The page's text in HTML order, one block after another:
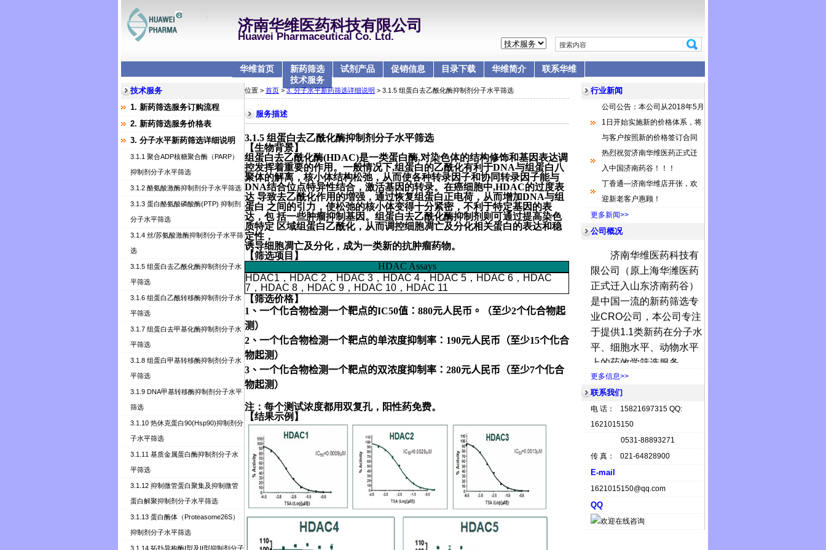
济南华维医药科技有限公司
Huawei Pharmaceutical Co. Ltd.
华维首页
新药筛选
技术服务
试剂产品 促销信息 目录下载 华维简介 联系华维
技术服务
1. 新药筛选服务订购流程
2. 新药筛选服务价格表
3. 分子水平新药筛选详细说明
3.1.1 聚合ADP核糖聚合酶（PARP）
抑制剂分子水平筛选
3.1.2 酪氨酸激酶抑制剂分子水平筛选
3.1.3 蛋白酪氨酸磷酸酶(PTP) 抑制剂
分子水平筛选
3.1.4 丝/苏氨酸激酶抑制剂分子水平筛
选
3.1.5 组蛋白去乙酰化酶抑制剂分子水
平筛选
3.1.6 组蛋白乙酰转移酶抑制剂分子水
平筛选
3.1.7 组蛋白去甲基化酶抑制剂分子水
平筛选
3.1.8 组蛋白甲基转移酶抑制剂分子水
平筛选
3.1.9 DNA甲基转移酶抑制剂分子水平
筛选
3.1.10 热休克蛋白90(Hsp90)抑制剂分
子水平筛选
3.1.11 基质金属蛋白酶抑制剂分子水
平筛选
3.1.12 抑制微管蛋白聚集及抑制微管
蛋白解聚抑制剂分子水平筛选
3.1.13 蛋白酶体（Proteasome26S）
抑制剂分子水平筛选
3.1.14 拓扑异构酶I型及II型抑制剂分子
行业新闻
公司公告：本公司从2018年5月
1日开始实施新的价格体系，将
与客户按照新的价格签订合同
热烈祝贺济南华维医药正式迁
入中国济南药谷！！！
丁香通—济南华维店开张，欢
迎新老客户惠顾！
更多新闻>>
公司概况
限公司（原上海华潍医药
正式迁入山东济南药谷）
是中国一流的新药筛选专
业 CRO
公司，本公司专注
于提供1.1 类新药在分子水
平、细胞水平、动物水平
上的药效学筛选服务。
括，聚合
酶，酪氨酸激酶，蛋白酪
氨酸激酶，组蛋白去乙酰
化酶，组蛋白去甲基化
酶，组蛋白甲基转移酶，
DNA甲基转移酶，热休克
蛋白，基质金属蛋白酶，
抑制微管蛋白聚集及解聚
更多信息>>
联系我们
电 话： 15821697315 QQ:
1621015150
0531-88893271
传 真： 021-64828900
E-mail
1621015150@qq.com
QQ
位置 > 首页 >3. 分子水平新药筛选详细说明 > 3.1.5 组蛋白去乙酰化酶抑制剂分子水平筛选
服务描述
3.1.5 组蛋白去乙酰化酶抑制剂分子水平筛选
【生物背景】
组蛋白去乙酰化酶(HDAC)是一类蛋白酶,对染色体的结构修饰和基因表达调
控发挥着重要的作用。一般情况下,组蛋白的乙酰化有利于DNA与组蛋白八
聚体的解离，核小体结构松弛，从而使各种转录因子和协同转录因子能与
DNA结合位点特异性结合，激活基因的转录。在癌细胞中,HDAC的过度表
达 导致去乙酰化作用的増强，通过恢复组蛋白正电荷，从而增加DNA与组
蛋白 之间的引力，使松弛的核小体变得十分紧密，不利于特定基因的表
达，包 括一些肿瘤抑制基因。组蛋白去乙酰化酶抑制剂则可通过提高染色
质特定 区域组蛋白乙酰化，从而调控细胞凋亡及分化相关蛋白的表达和稳
定性，
诱导细胞凋亡及分化，成为一类新的抗肿瘤药物。
【筛选项目】
HDAC Assays
HDAC1 ， HDAC 2 ， HDAC 3 ， HDAC 4 ， HDAC 5 ， HDAC 6 ， HDAC
7 ， HDAC 8 ， HDAC 9 ， HDAC 10 ， HDAC 11
【筛选价格】
1、一个化合物检测一个靶点的IC50值：880元人民币。（至少2个化合物起
测）
2、一个化合物检测一个靶点的单浓度抑制率：190元人民币（至少15个化合
物起测）
3、一个化合物检测一个靶点的双浓度抑制率：280元人民币（至少7个化合
物起测）
注：每个测试浓度都用双复孔，阳性药免费。
【结果示例】